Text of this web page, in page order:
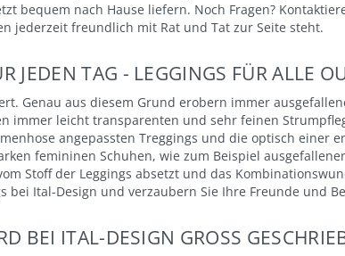
bequem nach Hause liefern. Noch Fragen?
jederzeit freundlich mit Rat und Tat zur Seite steht.
JEDEN TAG - LEGGINGS FÜR ALLE
Genau aus diesem Grund erobern immer
immer leicht transparenten und sehr feinen
angepassten Treggings und die optisch einer
femininen Schuhen, wie zum Beispiel
Stoff der Leggings absetzt und das
bei Ital-Design und verzaubern Sie Ihre Freunde und
BEI ITAL-DESIGN GROSS